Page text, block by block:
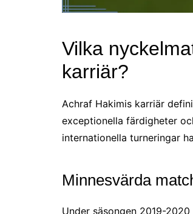
Vilka
karriär?
Achraf Hakimis karriär
exceptionella färdigheter
internationella turneringar
Minnesvärda
Under säsongen 2019-